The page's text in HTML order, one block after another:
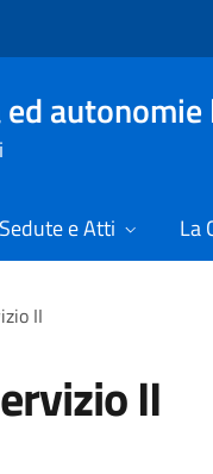
autonomie
Sedute e Atti La
II
II